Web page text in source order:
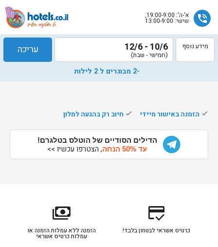
phone_in_talk א'-ה': 19:00-9:00,
שישי: 13:00-9:00
מידע נוסף 10/6 - 12/6
(חמישי - שבת) עריכה
-2 מבוגרים ל 2 לילות
done הזמנה באישור מיידי done חיוב רק בהגעה למלון
הדילים הסודיים של הוטלס בטלגרם!
עד 50% הנחה
, הצטרפו עכשיו >>
נציג
הוטלס
credit_score
כרטיס אשראי לבטחון בלבד!
payments
הזמנה ללא עמלות הזמנה או
עמלות כרטיס אשראי